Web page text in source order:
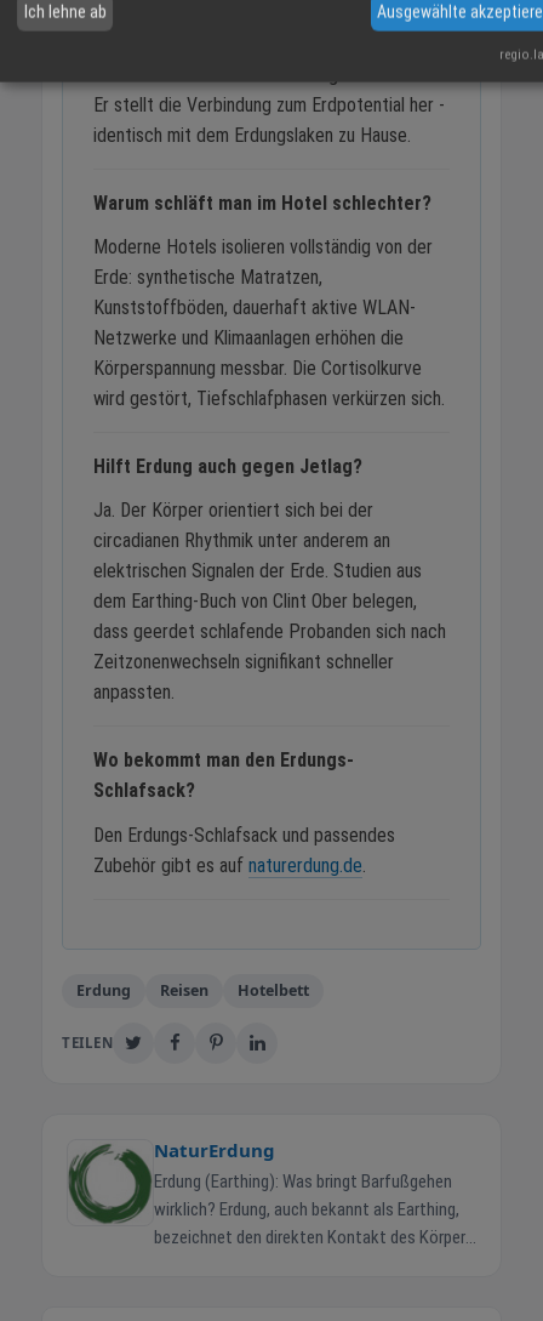
Silberfäden, der auf die Hotelmatratze gelegt
Er stellt die Verbindung zum Erdpotential her -
identisch mit dem Erdungslaken zu Hause.
Warum schläft man im Hotel schlechter?
Moderne Hotels isolieren vollständig von der
Erde: synthetische Matratzen,
Kunststoffböden, dauerhaft aktive WLAN-
Netzwerke und Klimaanlagen erhöhen die
Körperspannung messbar. Die Cortisolkurve
wird gestört, Tiefschlafphasen verkürzen sich.
Hilft Erdung auch gegen Jetlag?
Ja. Der Körper orientiert sich bei der
circadianen Rhythmik unter anderem an
elektrischen Signalen der Erde. Studien aus
dem Earthing-Buch von Clint Ober belegen,
dass geerdet schlafende Probanden sich nach
Zeitzonenwechseln signifikant schneller
anpassten.
Wo bekommt man den Erdungs-
Schlafsack?
Den Erdungs-Schlafsack und passendes
Zubehör gibt es auf naturerdung.de
Erdung Reisen Hotelbett
TEILEN
NaturErdung
Erdung (Earthing): Was bringt Barfußgehen
wirklich? Erdung, auch bekannt als Earthing,
bezeichnet den direkten Kontakt des Körpers
Ich lehne ab Ausgewählte